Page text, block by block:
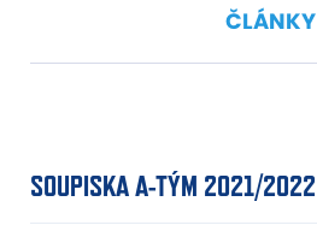
ČLÁNKY
SOUPISKA A-TÝM 2021/2022